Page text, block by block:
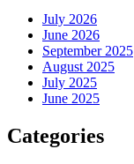
July 2026
June 2026
September 2025
August 2025
July 2025
June 2025
Categories